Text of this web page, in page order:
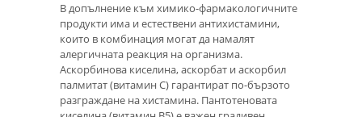
В допълнение към химико-фармакологичните
продукти има и естествени антихистамини,
които в комбинация могат да намалят
алергичната реакция на организма.
Аскорбинова киселина, аскорбат и аскорбил
палмитат (витамин С) гарантират по-бързото
разграждане на хистамина. Пантотеновата